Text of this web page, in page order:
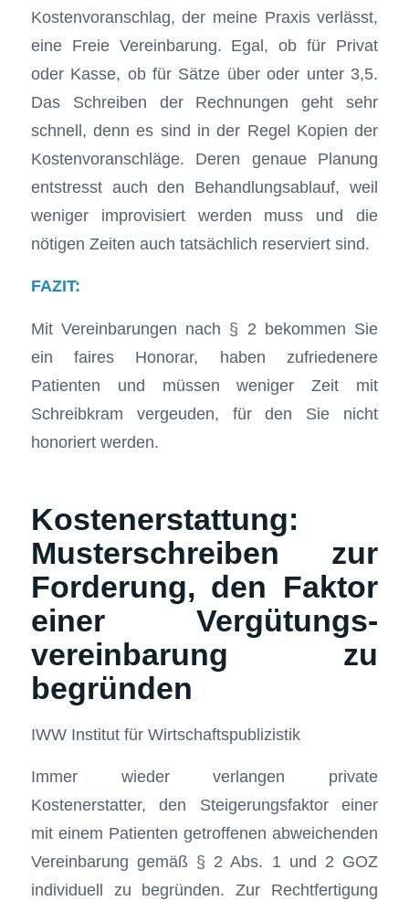
Kostenvoranschlag, der meine Praxis verlässt,
eine Freie Vereinbarung. Egal, ob für Privat
oder Kasse, ob für Sätze über oder unter 3,5.
Das Schreiben der Rechnungen geht sehr
schnell, denn es sind in der Regel Kopien der
Kostenvoranschläge. Deren genaue Planung
entstresst auch den Behandlungsablauf, weil
weniger improvisiert werden muss und die
nötigen Zeiten auch tatsächlich reserviert sind.
FAZIT:
Mit Vereinbarungen nach § 2 bekommen Sie
ein faires Honorar, haben zufriedenere
Patienten und müssen weniger Zeit mit
Schreibkram vergeuden, für den Sie nicht
honoriert werden.
Kostenerstattung:
Musterschreiben zur
Forderung, den Faktor
einer Vergütungs-
vereinbarung zu
begründen
IWW Institut für Wirtschaftspublizistik
Immer wieder verlangen private
Kostenerstatter, den Steigerungsfaktor einer
mit einem Patienten getroffenen abweichenden
Vereinbarung gemäß § 2 Abs. 1 und 2 GOZ
individuell zu begründen. Zur Rechtfertigung